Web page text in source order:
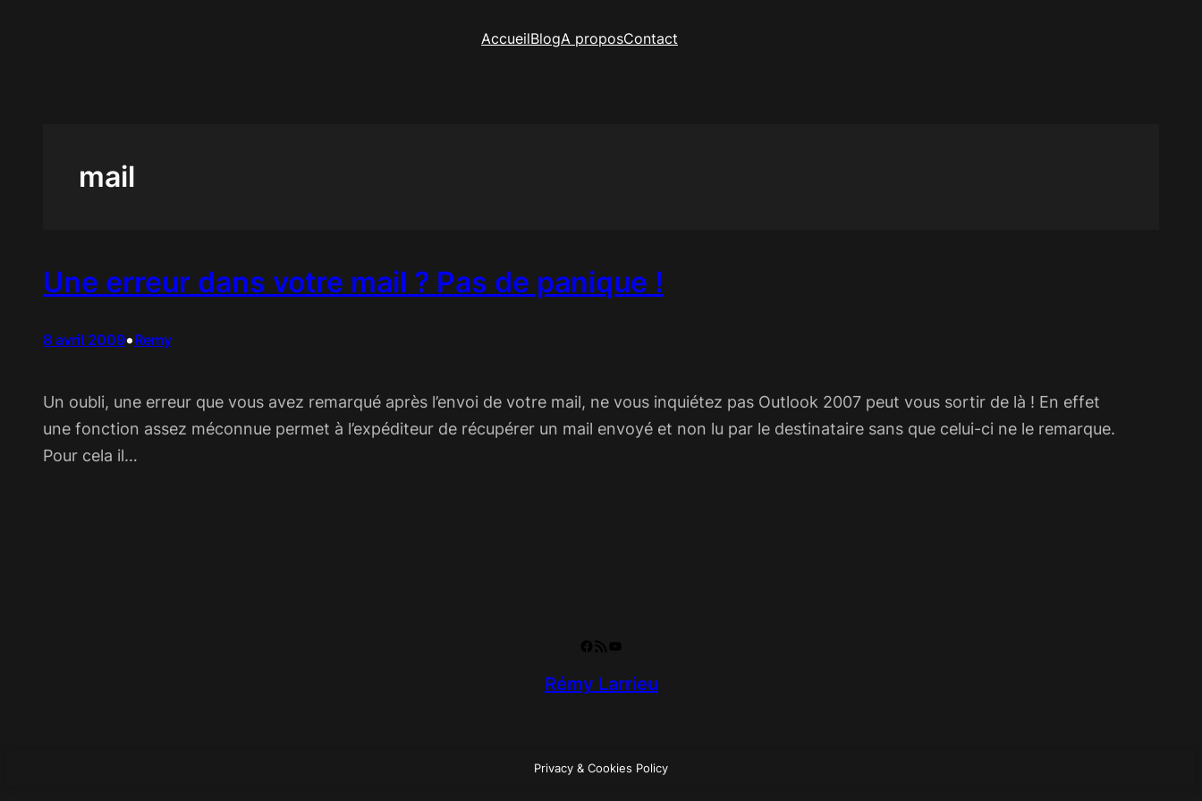
AccueilBlogA proposContact
mail
Une erreur dans votre mail ? Pas de panique !
8 avril 2009•Remy
Un oubli, une erreur que vous avez remarqué après l’envoi de votre mail, ne vous inquiétez pas Outlook 2007 peut vous sortir de là ! En effet
une fonction assez méconnue permet à l’expéditeur de récupérer un mail envoyé et non lu par le destinataire sans que celui-ci ne le remarque.
Pour cela il…
Rémy Larrieu
Privacy & Cookies Policy